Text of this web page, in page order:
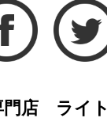
門店 ライ